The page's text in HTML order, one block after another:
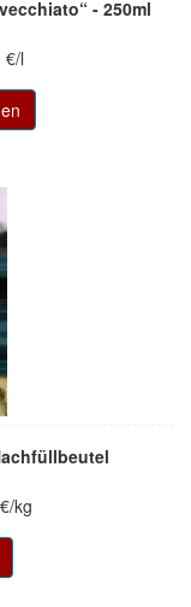
- 250ml
€/l
kg